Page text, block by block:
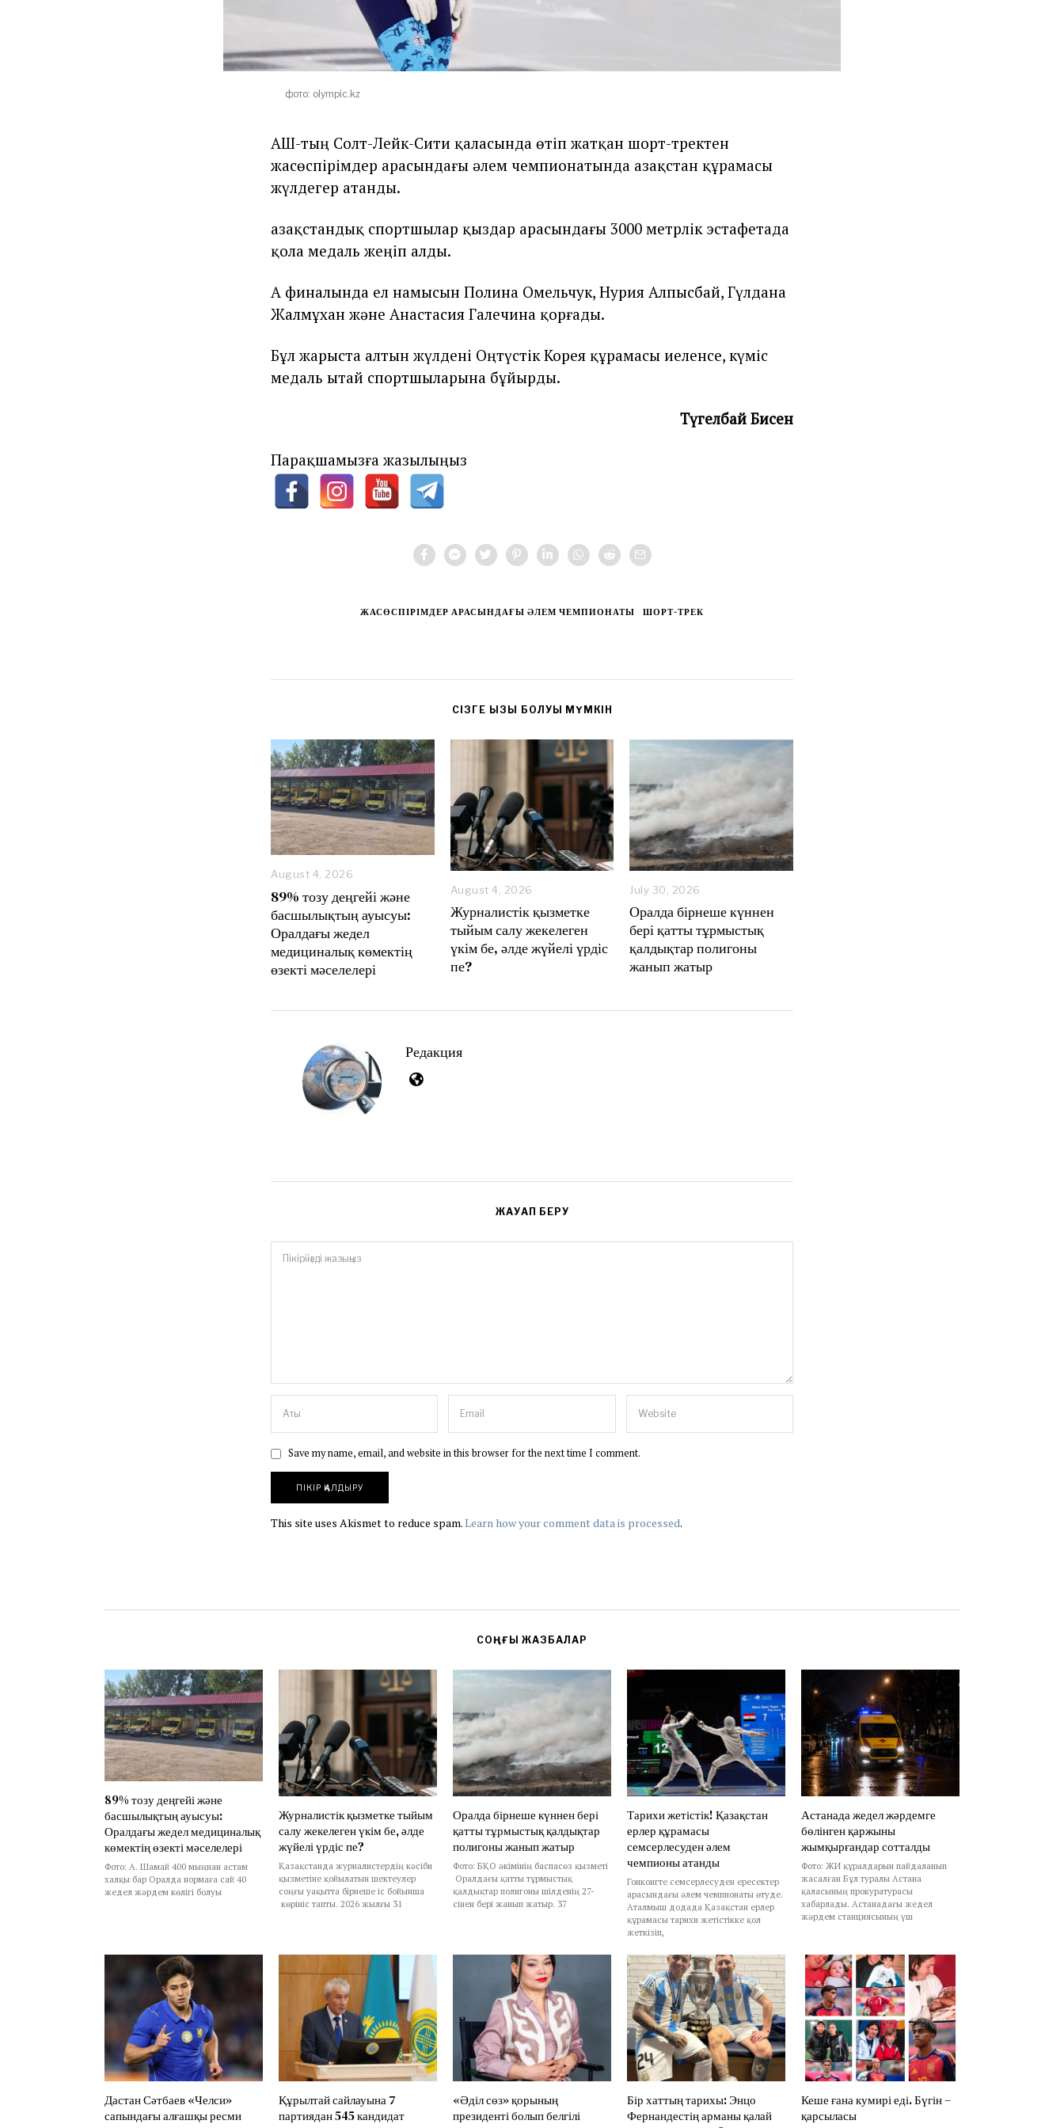
фото: olympic.kz
АҚШ-тың Солт-Лейк-Сити қаласында өтіп жатқан шорт-тректен
жасөспірімдер арасындағы әлем чемпионатында Қазақстан құрамасы
жүлдегер атанды.
Қазақстандық спортшылар қыздар арасындағы 3000 метрлік эстафетада
қола медаль жеңіп алды.
А финалында ел намысын Полина Омельчук, Нурия Алпысбай, Гүлдана
Жалмұхан және Анастасия Галечина қорғады.
Бұл жарыста алтын жүлдені Оңтүстік Корея құрамасы иеленсе, күміс
медаль Қытай спортшыларына бұйырды.
Түгелбай Бисен
Парақшамызға жазылыңыз
ЖАСӨСПІРІМДЕР АРАСЫНДАҒЫ ӘЛЕМ ЧЕМПИОНАТЫ ШОРТ-ТРЕК
CІЗГЕ ҚЫЗЫҚ БОЛУЫ МҮМКІН
August 4, 2026
89% тозу деңгейі және
басшылықтың ауысуы:
Оралдағы жедел
медициналық көмектің
өзекті мәселелері
August 4, 2026
g
u
s
Журналистік қызметке
тыйым салу жекелеген
үкім бе, әлде жүйелі үрдіс
пе?
July 30, 2026
Оралда бірнеше күннен
бері қатты тұрмыстық
қалдықтар полигоны
жанып жатыр
Редакция
ЖАУАП БЕРУ
Save my name, email, and website in this browser for the next time I comment.
This site uses Akismet to reduce spam.Learn how your comment data is processed.
СОҢҒЫ ЖАЗБАЛАР
89% тозу деңгейі және
басшылықтың ауысуы:
Оралдағы жедел медициналық
көмектің өзекті мәселелері
Фото: А. Шамай 400 мыңнан астам
халқы бар Оралда нормаға сай 40
жедел жәрдем көлігі болуы
Журналистік қызметке тыйым
салу жекелеген үкім бе, әлде
жүйелі үрдіс пе?
Қазақстанда журналистердің кәсіби
қызметіне қойылатын шектеулер
соңғы уақытта бірнеше іс бойынша
көрініс тапты. 2026 жылғы 31
Оралда бірнеше күннен бері
қатты тұрмыстық қалдықтар
полигоны жанып жатыр
Фото: БҚО әкімінің баспасөз қызметі
Оралдағы қатты тұрмыстық
қалдықтар полигоны шілденің 27-
сінен бері жанып жатыр. 37
Тарихи жетістік! Қазақстан
ерлер құрамасы
семсерлесуден әлем
чемпионы атанды
Гонконгте семсерлесуден ересектер
арасындағы әлем чемпионаты өтуде.
Аталмыш додада Қазақстан ерлер
құрамасы тарихи жетістікке қол
жеткізіп,
Астанада жедел жәрдемге
бөлінген қаржыны
жымқырғандар сотталды
Фото: ЖИ құралдарын пайдаланып
жасалған Бұл туралы Астана
қаласының прокуратурасы
хабарлады. Астанадағы жедел
жәрдем станциясының үш
Дастан Сәтбаев «Челси»
сапындағы алғашқы ресми
Құрылтай сайлауына 7
партиядан 545 кандидат
«Әділ сөз» қорының
президенті болып белгілі
Бір хаттың тарихы: Энцо
Фернандестің арманы қалай
Кеше ғана кумирі еді. Бүгін –
қарсыласы